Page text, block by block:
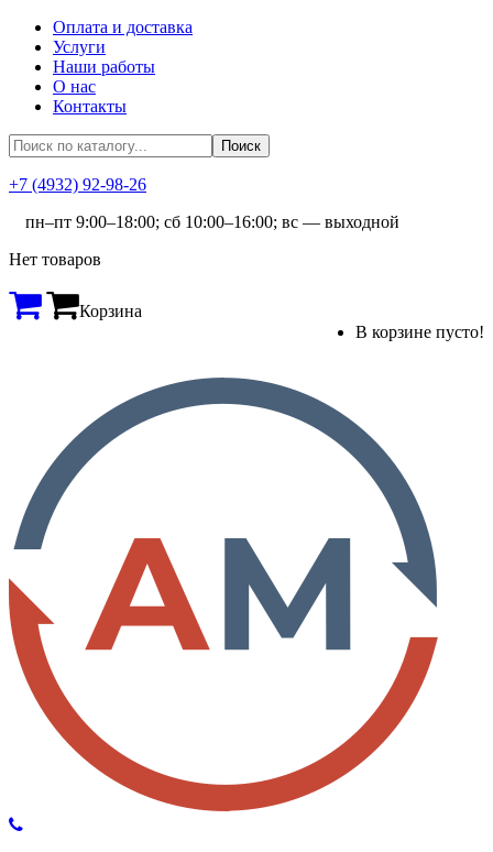
Оплата и доставка
Услуги
Наши работы
О нас
Контакты
+7 (4932) 92-98-26
пн–пт 9:00–18:00; сб 10:00–16:00; вс — выходной
Нет товаров
Корзина
В корзине пусто!